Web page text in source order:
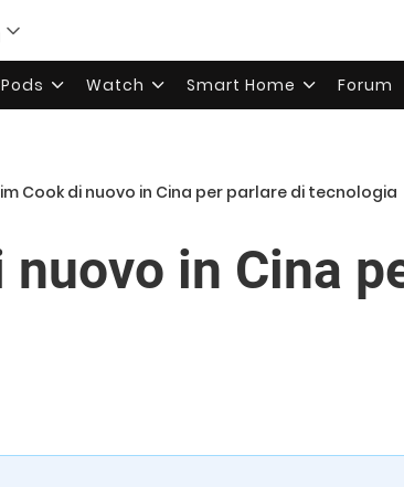
Watch Smart Home Forum
Cook di nuovo in Cina per parlare di tecnologia
in Cina